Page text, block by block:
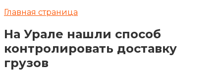
Главная страница
На Урале нашли способ
контролировать доставку
грузов